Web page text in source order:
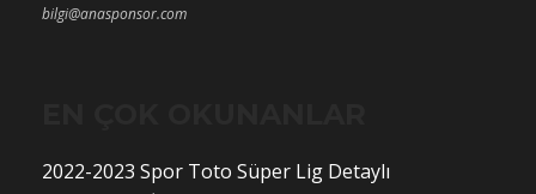
bilgi@anasponsor.com
2022-2023 Spor Toto Süper Lig Detaylı